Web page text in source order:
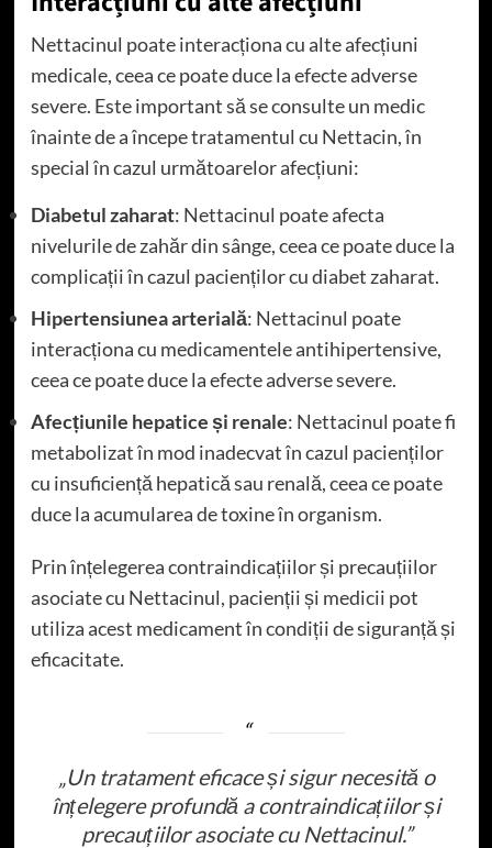
Nettacinul poate interacționa cu alte afecțiuni
medicale, ceea ce poate duce la efecte adverse
severe. Este important să se consulte un medic
înainte de a începe tratamentul cu Nettacin, în
special în cazul următoarelor afecțiuni:
Diabetul zaharat: Nettacinul poate afecta
nivelurile de zahăr din sânge, ceea ce poate duce la
complicații în cazul pacienților cu diabet zaharat.
Hipertensiunea arterială: Nettacinul poate
interacționa cu medicamentele antihipertensive,
ceea ce poate duce la efecte adverse severe.
Afecțiunile hepatice și renale: Nettacinul poate fi
metabolizat în mod inadecvat în cazul pacienților
cu insuficiență hepatică sau renală, ceea ce poate
duce la acumularea de toxine în organism.
Prin înțelegerea contraindicațiilor și precauțiilor
asociate cu Nettacinul, pacienții și medicii pot
utiliza acest medicament în condiții de siguranță și
eficacitate.
„Un tratament eficace și sigur necesită o
înțelegere profundă a contraindicațiilor și
precauțiilor asociate cu Nettacinul.”